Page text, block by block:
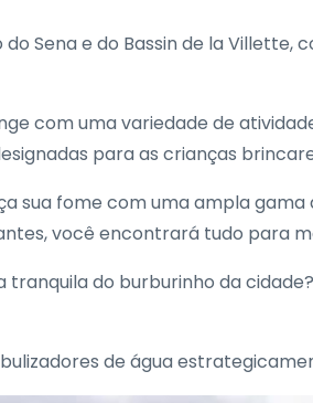
Sena e do Bassin de la
com uma variedade de
para as crianças
sua fome com uma ampla
você encontrará tudo para
tranquila do burburinho da
de água